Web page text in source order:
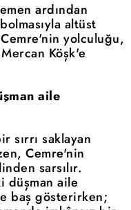
ardından
altüst
yolculuğu,
Köşk'e
aile
sırrı saklayan
Cemre'nin
sarsılır.
düşman aile
baş gösterirken;